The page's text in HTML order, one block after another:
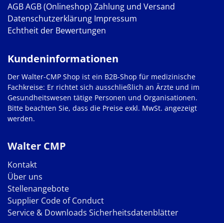
AGBAGB (Onlineshop) Zahlung und Versand
Datenschutzerklärung Impressum
Echtheit der Bewertungen
Walter CMP
Kontakt
Über uns
Stellenangebote
Supplier Code of Conduct
Service & Downloads Sicherheitsdatenblätter
Kundeninformationen
Der Walter-CMP Shop ist ein B2B-Shop für medizinische
Fachkreise: Er richtet sich ausschließlich an Ärzte und im
Gesundheitswesen tätige Personen und Organisationen.
Bitte beachten Sie, dass die Preise exkl. MwSt. angezeigt
werden.